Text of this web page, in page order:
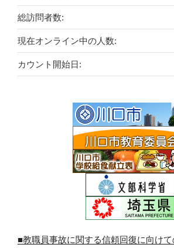
総訪問者数:
現在オンライン中の人数:
カウント開始日:
■教職員事故に関する信頼回復に向け